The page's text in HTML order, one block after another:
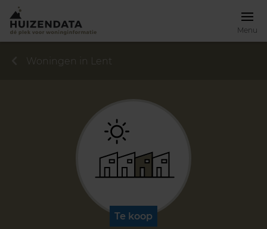
Menu
Woningen in Lent
Te koop